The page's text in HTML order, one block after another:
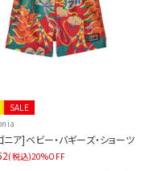
SALE
ニア]ベビー・バギーズ・ショーツ
(税込)20%OFF